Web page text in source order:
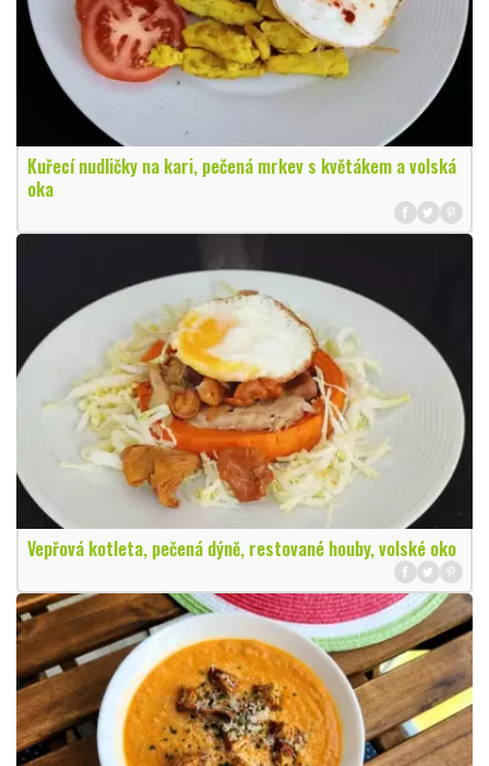
Kuřecí nudličky na kari, pečená mrkev s květákem a volská
oka
Vepřová kotleta, pečená dýně, restované houby, volské oko